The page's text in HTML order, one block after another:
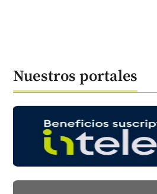
Nuestros portales